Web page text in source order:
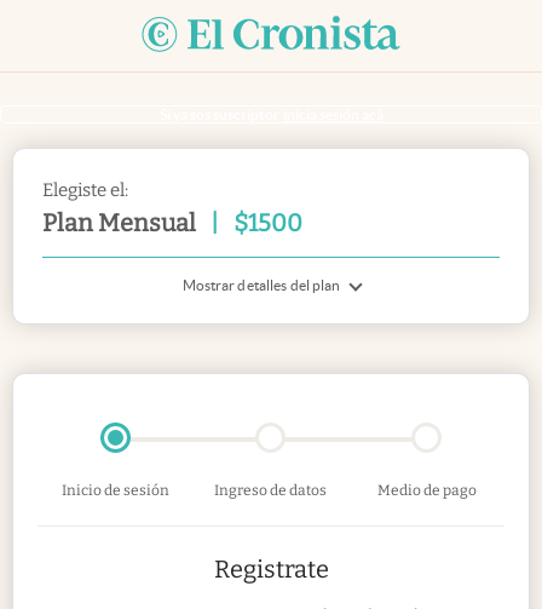
Elegiste el:
Plan Mensual $1500
Mostrar detalles del plan
Inicio de sesión Ingreso de datos Medio de pago
Registrate